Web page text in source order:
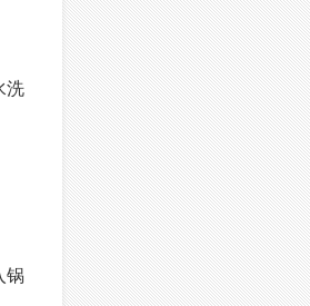
洗
锅